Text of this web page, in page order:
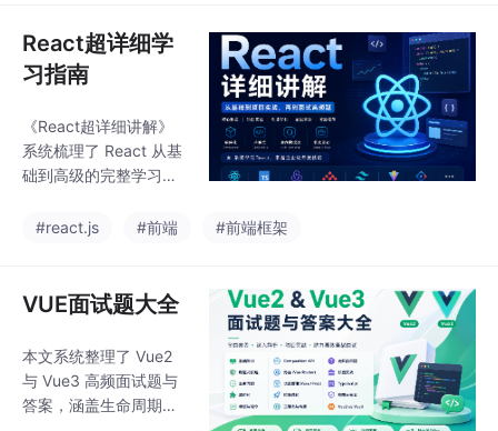
执行上下文/Event Loo
p、异步编程、模块化
等核心概念。
React超详细学
习指南
《React超详细讲解》
系统梳理了 React 从基
础到高级的完整学习路
Props、State、Hook
心知识，并结合大量代
码示例讲解实际开发方
式。同时涵盖后台管
理、电商、AI 项目等实
战方向，以及 React1
8、Fiber、Diff 算法等
#react.js #前端 #前端框架
VUE面试题大全
本文系统整理了 Vue2
与 Vue3 高频面试题与
答案，涵盖生命周期、